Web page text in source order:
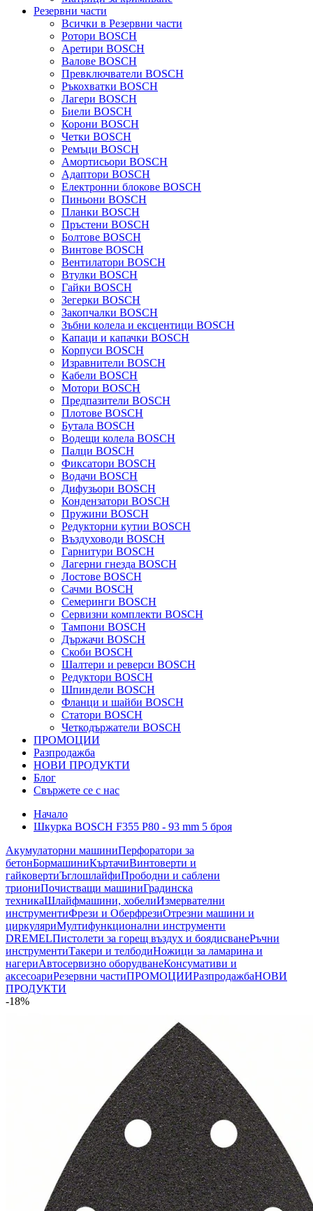
Резервни части
Всички в Резервни части
Ротори BOSCH
Аретири BOSCH
Валове BOSCH
Превключватели BOSCH
Ръкохватки BOSCH
Лагери BOSCH
Биели BOSCH
Корони BOSCH
Четки BOSCH
Ремъци BOSCH
Амортисьори BOSCH
Адаптори BOSCH
Електронни блокове BOSCH
Пиньони BOSCH
Планки BOSCH
Пръстени BOSCH
Болтове BOSCH
Винтове BOSCH
Вентилатори BOSCH
Втулки BOSCH
Гайки BOSCH
Зегерки BOSCH
Закопчалки BOSCH
Зъбни колела и ексцентици BOSCH
Капаци и капачки BOSCH
Корпуси BOSCH
Изравнители BOSCH
Кабели BOSCH
Мотори BOSCH
Предпазители BOSCH
Плотове BOSCH
Бутала BOSCH
Водещи колела BOSCH
Палци BOSCH
Фиксатори BOSCH
Водачи BOSCH
Дифузьори BOSCH
Кондензатори BOSCH
Пружини BOSCH
Редукторни кутии BOSCH
Въздуховоди BOSCH
Гарнитури BOSCH
Лагерни гнезда BOSCH
Лостове BOSCH
Сачми BOSCH
Семеринги BOSCH
Сервизни комплекти BOSCH
Тампони BOSCH
Държачи BOSCH
Скоби BOSCH
Шалтери и реверси BOSCH
Редуктори BOSCH
Шпиндели BOSCH
Фланци и шайби BOSCH
Статори BOSCH
Четкодържатели BOSCH
ПРОМОЦИИ
Разпродажба
НОВИ ПРОДУКТИ
Блог
Свържете се с нас
Начало
Шкурка BOSCH F355 P80 - 93 mm 5 броя
Акумулаторни машиниПерфоратори за
бетонБормашиниКъртачиВинтоверти и
гайковертиЪглошлайфиПрободни и саблени
триониПочистващи машиниГрадинска
техникаШлайфмашини, хобелиИзмервателни
инструментиФрези и ОберфрезиОтрезни машини и
циркуляриМултифункционални инструменти
DREMELПистолети за горещ въздух и боядисванеРъчни
инструментиТакери и телбодиНожици за ламарина и
нагериАвтосервизно оборудванеКонсумативи и
аксесоариРезервни частиПРОМОЦИИРазпродажбаНОВИ
ПРОДУКТИ
-18%